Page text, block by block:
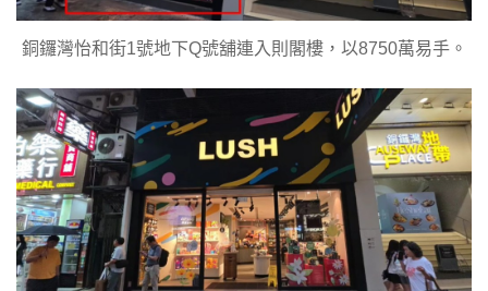
銅鑼灣怡和街1號地下Q號舖連入則閣樓，以8750萬易手。